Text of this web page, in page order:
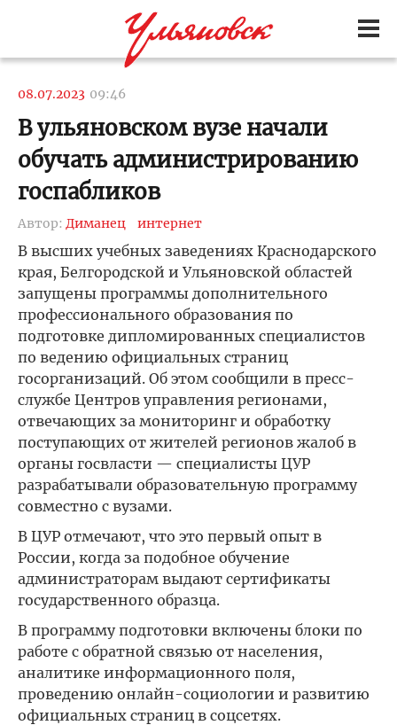
08.07.2023 09:46
В ульяновском вузе начали
обучать администрированию
госпабликов
Автор: Диманец интернет
В высших учебных заведениях Краснодарского
края, Белгородской и Ульяновской областей
запущены программы дополнительного
профессионального образования по
подготовке дипломированных специалистов
по ведению официальных страниц
госорганизаций. Об этом сообщили в пресс-
службе Центров управления регионами,
отвечающих за мониторинг и обработку
поступающих от жителей регионов жалоб в
органы госвласти — специалисты ЦУР
разрабатывали образовательную программу
совместно с вузами.
В ЦУР отмечают, что это первый опыт в
России, когда за подобное обучение
администраторам выдают сертификаты
государственного образца.
В программу подготовки включены блоки по
работе с обратной связью от населения,
аналитике информационного поля,
проведению онлайн-социологии и развитию
официальных страниц в соцсетях.